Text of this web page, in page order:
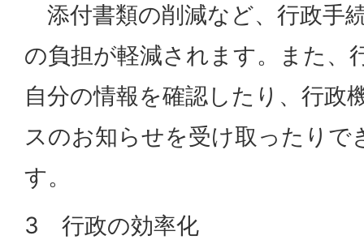
添付書類の削減など、行政手
の負担が軽減されます。また、
自分の情報を確認したり、行政
スのお知らせを受け取ったりで
す。
3 行政の効率化